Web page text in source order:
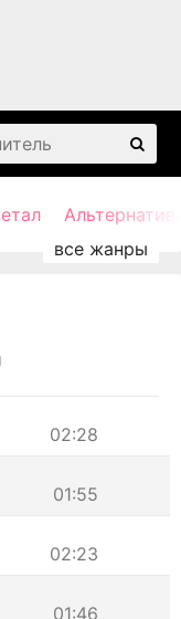
02:28
01:55
02:23
01:46